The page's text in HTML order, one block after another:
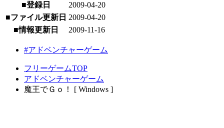
■登録日
2009-04-20
■ファイル更新日 2009-04-20
■情報更新日
2009-11-16
#アドベンチャーゲーム
フリーゲームTOP
アドベンチャーゲーム
魔王でＧｏ！ [ Windows ]